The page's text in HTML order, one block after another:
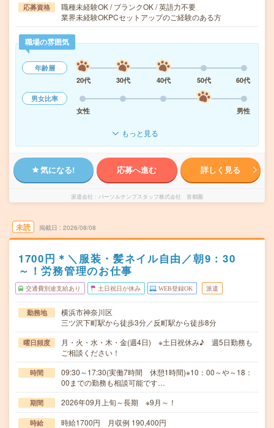
応募資格
職種未経験OK / ブランクOK / 英語力不要
業界未経験OKPCセットアップのご経験のある方
職場の雰囲気
年齢層
20代
30代 40代 50代
60代
男女比率
女性
男性
もっと見る
気になる! 応募へ進む 詳しく見る
派遣会社 パーソルテンプスタッフ株式会社 首都圏
未読 掲載日 2026/08/08
1700円＊＼服装・髪ネイル自由／朝9：30
～！労務管理のお仕事
交通費別途支給あり 土日祝日が休み WEB登録OK 派遣
勤務地
横浜市神奈川区
三ツ沢下町駅から徒歩3分／反町駅から徒歩8分
曜日頻度
月・火・水・木・金(週4日) ※土日祝休み♪ 週5日勤務も
ご相談ください！
時間
09:30～17:30(実働7時間 休憩1時間)※10：00～や～18：
00までの勤務も相談可能です…
期間 2026年09月上旬～長期 ※9月～！
時給 時給1700円 月収例 190,400円